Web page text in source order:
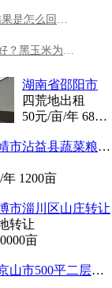
苹果树秋天开花又不结果是怎么回事？会影响来年结果吗？
黑玉米与黄玉米哪个好？黑玉米为什么是黑色的？
湖南省邵阳市
四荒地出租
50元/亩/年 680
云南省曲靖市沾益县蔬菜粮油地1200亩出租
年 1200亩
市淄川区山庄转让
转让
亩
湖北荆门京山市500平二层精装修农房，拎包入住，养老种菜养鸡